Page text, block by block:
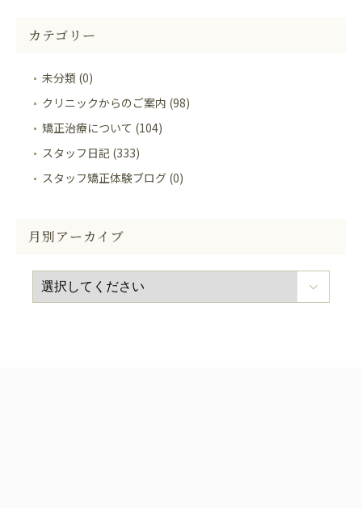
カテゴリー
未分類 (0)
クリニックからのご案内 (98)
矯正治療について (104)
スタッフ日記 (333)
スタッフ矯正体験ブログ (0)
月別アーカイブ